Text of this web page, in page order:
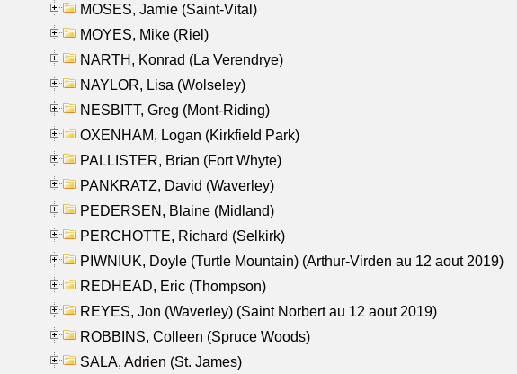
MOSES, Jamie (Saint-Vital)
MOYES, Mike (Riel)
NARTH, Konrad (La Verendrye)
NAYLOR, Lisa (Wolseley)
NESBITT, Greg (Mont-Riding)
OXENHAM, Logan (Kirkfield Park)
PALLISTER, Brian (Fort Whyte)
PANKRATZ, David (Waverley)
PEDERSEN, Blaine (Midland)
PERCHOTTE, Richard (Selkirk)
PIWNIUK, Doyle (Turtle Mountain) (Arthur-Virden au 12 aout 2019)
REDHEAD, Eric (Thompson)
REYES, Jon (Waverley) (Saint Norbert au 12 aout 2019)
ROBBINS, Colleen (Spruce Woods)
SALA, Adrien (St. James)